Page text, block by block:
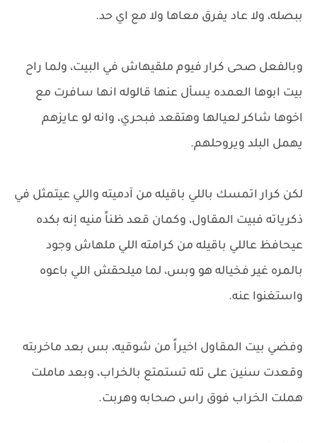
ببصله، ولا عاد يفرق معاها ولا مع اي حد.
وبالفعل صحى كرار فيوم ملقيهاش في البيت، ولما راح
بيت ابوها العمده يسأل عنها قالوله انها سافرت مع
اخوها شاكر لعيالها وهتقعد فبحري، وانه لو عايزهم
يهمل البلد ويروحلهم.
لكن كرار اتمسك باللي باقيله من آدميته واللي عيتمثل في
ذكرياته فبيت المقاول، وكمان قعد ظناً منيه إنه بكده
عيحافظ عاللي باقيله من كرامته اللي ملهاش وجود
بالمره غير فخياله هو وبس، لما ميلحقش اللي باعوه
واستغنوا عنه.
وفضي بيت المقاول اخيراً من شوقيه، بس بعد ماخربته
وقعدت سنين على تله تستمتع بالخراب، وبعد ماملت
هملت الخراب فوق راس صحابه وهربت.